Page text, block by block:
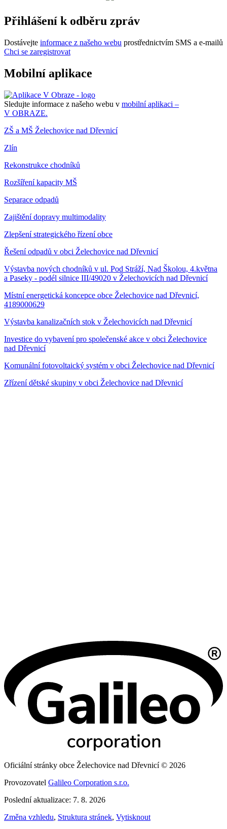
Přihlášení k odběru zpráv
Dostávejte informace z našeho webu prostřednictvím SMS a e-mailů
Chci se zaregistrovat
Mobilní aplikace
Sledujte informace z našeho webu v mobilní aplikaci –
V OBRAZE.
ZŠ a MŠ Želechovice nad Dřevnicí
Zlín
Rekonstrukce chodníků
Rozšíření kapacity MŠ
Separace odpadů
Zajištění dopravy multimodality
Zlepšení strategického řízení obce
Řešení odpadů v obci Želechovice nad Dřevnicí
Výstavba nových chodníků v ul. Pod Stráží, Nad Školou, 4.května
a Paseky - podél silnice III/49020 v Želechovicích nad Dřevnicí
Místní energetická koncepce obce Želechovice nad Dřevnicí,
4189000629
Výstavba kanalizačních stok v Želechovicích nad Dřevnicí
Investice do vybavení pro společenské akce v obci Želechovice
nad Dřevnicí
Komunální fotovoltaický systém v obci Želechovice nad Dřevnicí
Zřízení dětské skupiny v obci Želechovice nad Dřevnicí
Oficiální stránky obce Želechovice nad Dřevnicí © 2026
Provozovatel Galileo Corporation s.r.o.
Poslední aktualizace: 7. 8. 2026
Změna vzhledu, Struktura stránek, Vytisknout